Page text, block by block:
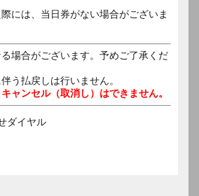
には、当日券がない場合がございま
る場合がございます。予めご了承くだ
う払戻しは行いません。
ャンセル（取消し）はできません。
ダイヤル